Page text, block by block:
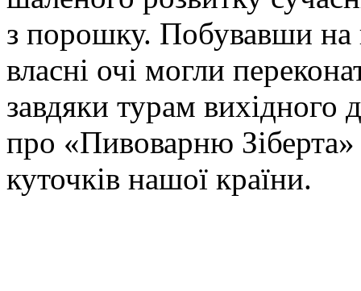
з порошку. Побувавши на
власні очі могли
завдяки турам
про «Пивоварню Зіберта»
куточків нашої країни.